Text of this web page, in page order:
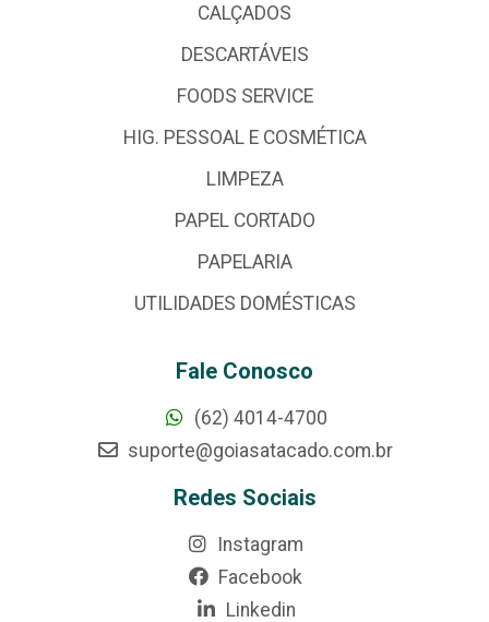
CALÇADOS
DESCARTÁVEIS
FOODS SERVICE
HIG. PESSOAL E COSMÉTICA
LIMPEZA
PAPEL CORTADO
PAPELARIA
UTILIDADES DOMÉSTICAS
Fale Conosco
(62) 4014-4700
suporte@goiasatacado.com.br
Redes Sociais
Instagram
Facebook
Linkedin